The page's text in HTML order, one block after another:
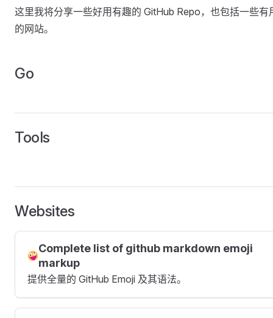
这里我将分享一些好用有趣的 GitHub Repo，也包括一些有
的网站。
Go
Tools
Websites
Complete list of github markdown emoji
markup
提供全量的 GitHub Emoji 及其语法。